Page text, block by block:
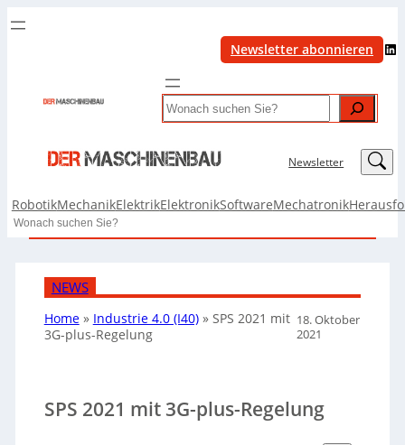
Newsletter abonnieren LinkedIn
Search
Newsletter LinkedIn
RobotikMechanikElektrikElektronikSoftwareMechatronik
Search
NEWS
Home» Industrie 4.0 (I40)» SPS 2021 mit
3G-plus-Regelung
18. Oktober
2021
SPS 2021 mit 3G-plus-Regelung